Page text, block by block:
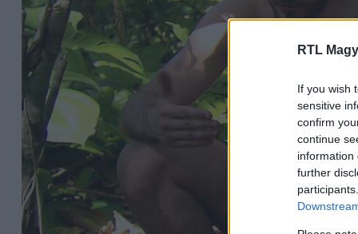
RTL
If you wish
sensitive
confirm
continue
information
further